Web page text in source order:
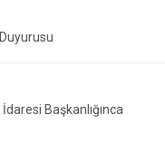
Başkanlığınca